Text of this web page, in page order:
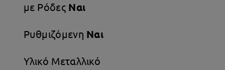
με Ρόδες Ναι
Ρυθμιζόμενη Ναι
Υλικό Μεταλλικό